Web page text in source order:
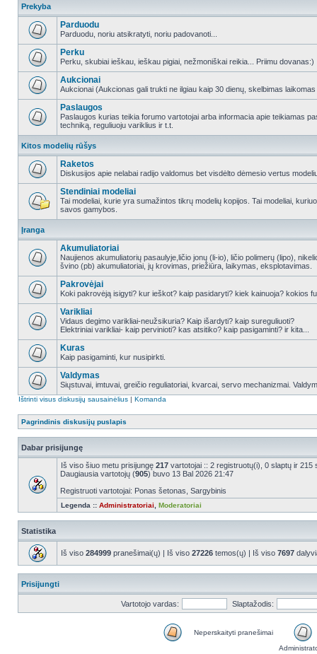
Prekyba
Parduodu
Parduodu, noriu atsikratyti, noriu padovanoti...
Perku
Perku, skubiai ieškau, ieškau pigiai, nežmoniškai reikia... Priimu dovanas:)
Aukcionai
Aukcionai (Aukcionas gali trukti ne ilgiau kaip 30 dienų, skelbimas
Paslaugos
Paslaugos kurias teikia forumo vartotojai arba informacia apie teikiamas
techniką, reguliuoju variklius ir t.t.
Kitos modelių rūšys
Raketos
Diskusijos apie nelabai radijo valdomus bet visdėlto dėmesio vertus
Stendiniai modeliai
Tai modeliai, kurie yra sumažintos tikrų modelių kopijos. Tai modeliai,
savos gamybos.
Įranga
Akumuliatoriai
Naujienos akumuliatorių pasaulyje,ličio jonų (li-io), ličio polimerų (lipo),
švino (pb) akumuliatoriai, jų krovimas, priežiūra, laikymas, eksplotavimas.
Pakrovėjai
Koki pakrovėją isigyti? kur ieškot? kaip pasidaryti? kiek kainuoja? kokios
Varikliai
Vidaus degimo varikliai-neužsikuria? Kaip išardyti? kaip sureguliuoti?
Elektriniai varikliai- kaip pervinioti? kas atsitiko? kaip pasigaminti? ir kita...
Kuras
Kaip pasigaminti, kur nusipirkti.
Valdymas
Siųstuvai, imtuvai, greičio reguliatoriai, kvarcai, servo mechanizmai.
Ištrinti visus diskusijų sausainėlius | Komanda
Pagrindinis diskusijų puslapis
Dabar prisijungę
Iš viso šiuo metu prisijungę 217 vartotojai :: 2 registruotų(i), 0 slaptų ir
Daugiausia vartotojų (905) buvo 13 Bal 2026 21:47
Registruoti vartotojai: Ponas šetonas, Sargybinis
Legenda :: Administratoriai Moderatoriai
Statistika
Iš viso 284999 pranešimai(ų) | Iš viso 27226 temos(ų) | Iš viso 7697
Prisijungti
Vartotojo vardas: Slaptažodis:
Neperskaityti pranešimai